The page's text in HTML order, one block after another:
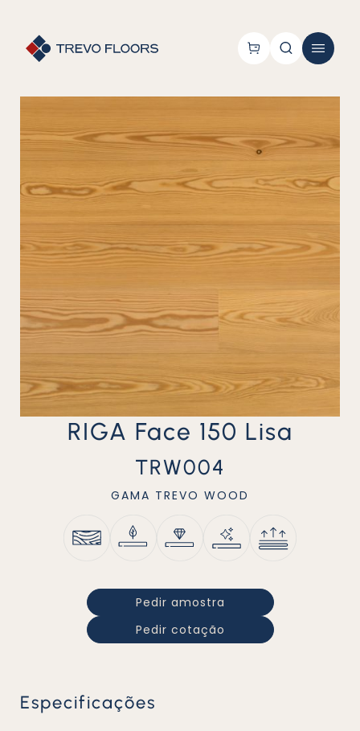
RIGA Face 150 Lisa
TRW004
GAMA TREVO WOOD
Pedir amostra
Pedir cotação
Especificações